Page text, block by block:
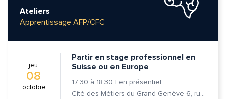
Ateliers
Apprentissage AFP/CFC
jeu.
08
octobre
Partir en stage professionnel en
Suisse ou en Europe
17:30 à 18:30 | en présentiel
Cité des Métiers du Grand Genève 6, rue Prévost-Martin 1205 Genève
Quelle est la pertinence de cette page?